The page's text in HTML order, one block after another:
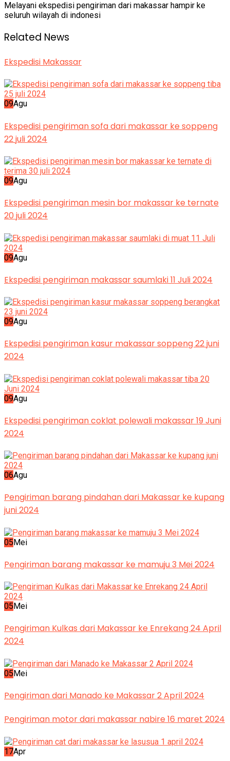
Melayani ekspedisi pengiriman dari makassar hampir ke
seluruh wilayah di indonesi
Related News
Ekspedisi Makassar
09Agu
Ekspedisi pengiriman sofa dari makassar ke soppeng
22 juli 2024
09Agu
Ekspedisi pengiriman mesin bor makassar ke ternate
20 juli 2024
09Agu
Ekspedisi pengiriman makassar saumlaki 11 Juli 2024
09Agu
Ekspedisi pengiriman kasur makassar soppeng 22 juni
2024
09Agu
Ekspedisi pengiriman coklat polewali makassar 19 Juni
2024
06Agu
Pengiriman barang pindahan dari Makassar ke kupang
juni 2024
05Mei
Pengiriman barang makassar ke mamuju 3 Mei 2024
05 Mei
Pengiriman Kulkas dari Makassar ke Enrekang 24 April
2024
05Mei
Pengiriman dari Manado ke Makassar 2 April 2024
Pengiriman motor dari makassar nabire 16 maret 2024
17Apr